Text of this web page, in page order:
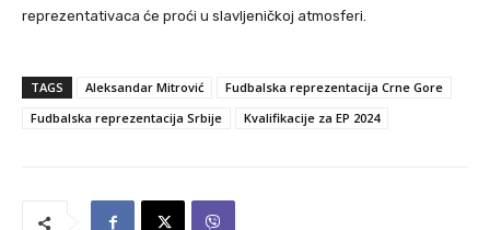
reprezentativaca će proći u slavljeničkoj atmosferi.
TAGS Aleksandar Mitrović
Fudbalska reprezentacija Crne Gore
Fudbalska reprezentacija Srbije
Kvalifikacije za EP 2024